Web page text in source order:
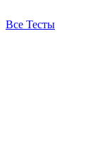
Все Тесты